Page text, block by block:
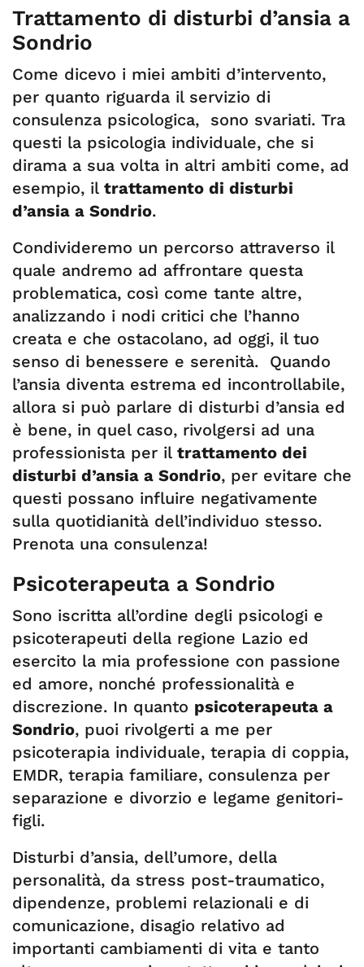
Trattamento di disturbi d’ansia a
Sondrio
Come dicevo i miei ambiti d’intervento,
per quanto riguarda il servizio di
consulenza psicologica, sono svariati. Tra
questi la psicologia individuale, che si
dirama a sua volta in altri ambiti come, ad
esempio, il trattamento di disturbi
d’ansia a Sondrio.
Condivideremo un percorso attraverso il
quale andremo ad affrontare questa
problematica, così come tante altre,
analizzando i nodi critici che l’hanno
creata e che ostacolano, ad oggi, il tuo
senso di benessere e serenità. Quando
l’ansia diventa estrema ed incontrollabile,
allora si può parlare di disturbi d’ansia ed
è bene, in quel caso, rivolgersi ad una
professionista per il trattamento dei
disturbi d’ansia a Sondrio, per evitare che
questi possano influire negativamente
sulla quotidianità dell’individuo stesso.
Prenota una consulenza!
Psicoterapeuta a Sondrio
Sono iscritta all’ordine degli psicologi e
psicoterapeuti della regione Lazio ed
esercito la mia professione con passione
ed amore, nonché professionalità e
discrezione. In quanto psicoterapeuta a
Sondrio, puoi rivolgerti a me per
psicoterapia individuale, terapia di coppia,
EMDR, terapia familiare, consulenza per
separazione e divorzio e legame genitori-
figli.
Disturbi d’ansia, dell’umore, della
personalità, da stress post-traumatico,
dipendenze, problemi relazionali e di
comunicazione, disagio relativo ad
importanti cambiamenti di vita e tanto